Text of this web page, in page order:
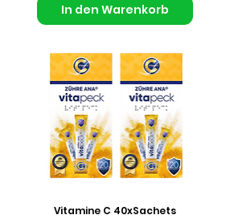
In den Warenkorb
Vitamine C 40xSachets